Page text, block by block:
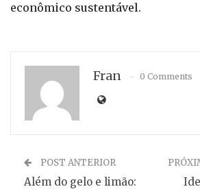
econômico sustentável.
Fran 0 Comments
POST ANTERIOR
Além do gelo e limão: